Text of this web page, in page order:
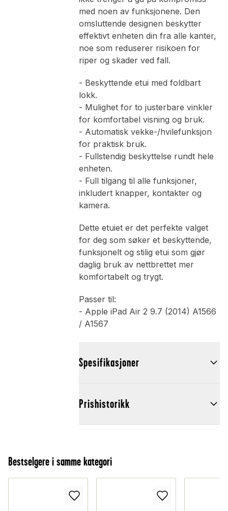
med noen av funksjonene. Den
omsluttende designen beskytter
effektivt enheten din fra alle kanter,
noe som reduserer risikoen for
riper og skader ved fall.
- Beskyttende etui med foldbart
lokk.
- Mulighet for to justerbare vinkler
for komfortabel visning og bruk.
- Automatisk vekke-/hvilefunksjon
for praktisk bruk.
- Fullstendig beskyttelse rundt hele
enheten.
- Full tilgang til alle funksjoner,
inkludert knapper, kontakter og
kamera.
Dette etuiet er det perfekte valget
for deg som søker et beskyttende,
funksjonelt og stilig etui som gjør
daglig bruk av nettbrettet mer
komfortabelt og trygt.
Passer til:
- Apple iPad Air 2 9.7 (2014) A1566
/ A1567
Spesifikasjoner
Prishistorikk
Bestselgere i samme kategori